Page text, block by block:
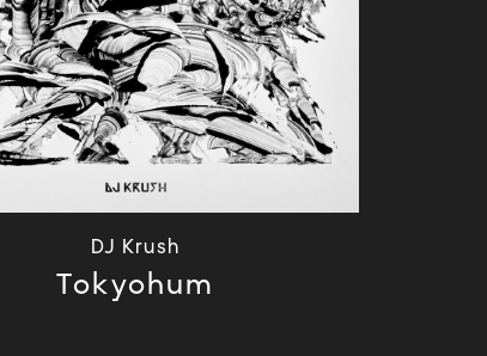
DJ Krush
Tokyohum